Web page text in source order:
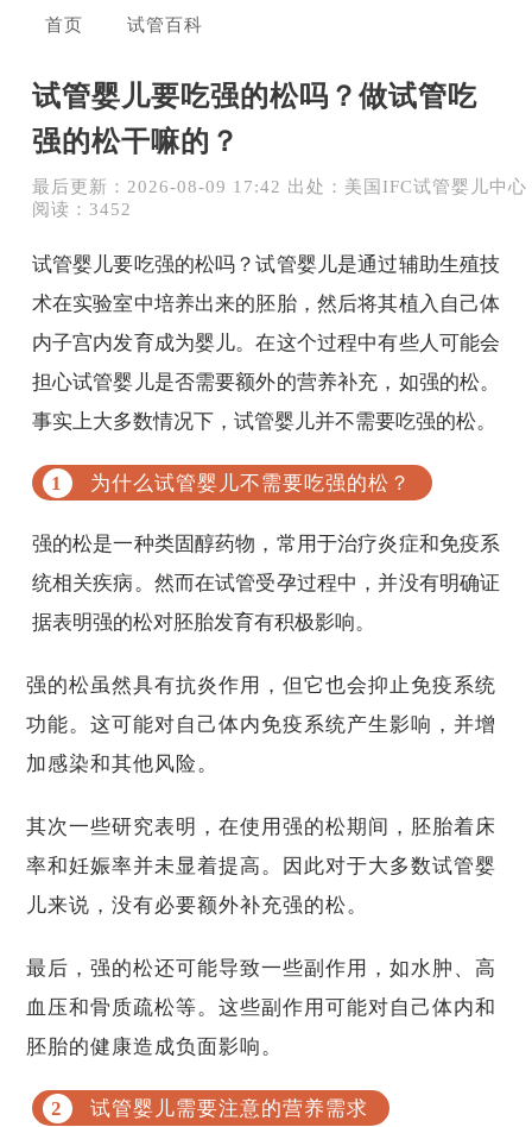
首页 试管百科
试管婴儿要吃强的松吗？做试管吃
强的松干嘛的？
最后更新：2026-08-09 17:42 出处：美国IFC试管婴儿中心
阅读：3452
试管婴儿要吃强的松吗？试管婴儿是通过辅助生殖技
术在实验室中培养出来的胚胎，然后将其植入自己体
内子宫内发育成为婴儿。在这个过程中有些人可能会
担心试管婴儿是否需要额外的营养补充，如强的松。
事实上大多数情况下，试管婴儿并不需要吃强的松。
为什么试管婴儿不需要吃强的松？
强的松是一种类固醇药物，常用于治疗炎症和免疫系
统相关疾病。然而在试管受孕过程中，并没有明确证
据表明强的松对胚胎发育有积极影响。
强的松虽然具有抗炎作用，但它也会抑止免疫系统
功能。这可能对自己体内免疫系统产生影响，并增
加感染和其他风险。
其次一些研究表明，在使用强的松期间，胚胎着床
率和妊娠率并未显着提高。因此对于大多数试管婴
儿来说，没有必要额外补充强的松。
最后，强的松还可能导致一些副作用，如水肿、高
血压和骨质疏松等。这些副作用可能对自己体内和
胚胎的健康造成负面影响。
试管婴儿需要注意的营养需求